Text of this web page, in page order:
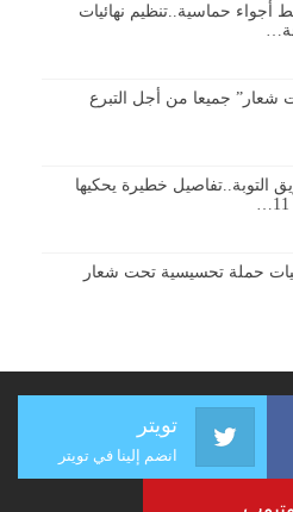
أجواء حماسية..تنظيم نهائيات
شعار” جميعا من أجل التبرع
التوبة..تفاصيل خطيرة يحكيها
حملة تحسيسية تحت شعار
تويتر
انضم إلينا في تويتر